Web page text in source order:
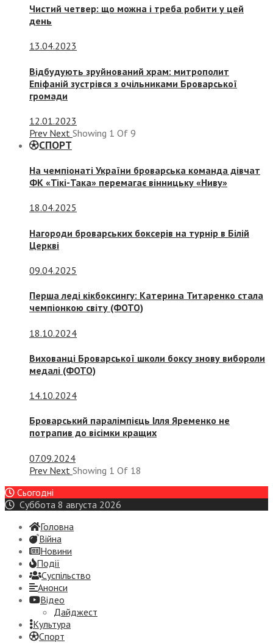
Чистий четвер: що можна і треба робити у цей
день
13.04.2023
Відбудують зруйнований храм: митрополит
Епіфаній зустрівся з очільниками Броварської
громади
12.01.2023
Prev Next Showing 1 Of 9
СПОРТ
На чемпіонаті України броварська команда дівчат
ФК «Тікі-Така» перемагає вінницьку «Ниву»
18.04.2025
Нагороди броварських боксерів на турнір в Білій
Церкві
09.04.2025
Перша леді кікбоксингу: Катерина Титаренко стала
чемпіонкою світу (ФОТО)
18.10.2024
Вихованці Броварської школи боксу знову вибороли
медалі (ФОТО)
14.10.2024
Броварський паралімпієць Ілля Яременко не
потрапив до вісімки кращих
07.09.2024
Prev Next Showing 1 Of 18
Сьогодні
Суббота 8 августа 2026
Головна
Війна
Новини
Події
Суспiльство
Анонси
Відео
Дайджест
Культура
Спорт